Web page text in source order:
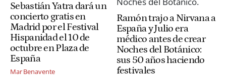
Sebastián Yatra dará un
concierto gratis en
Madrid por el Festival
Hispanidad el 10 de
octubre en Plaza de
España
Mar Benavente
Ramón trajo a Nirvana a
España y Julio era
médico antes de crear
Noches del Botánico:
sus 50 años haciendo
festivales